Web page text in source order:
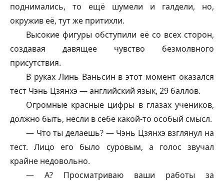
поднимались, то ещё шумели и галдели, но,
окружив её, тут же притихли.
Высокие фигуры обступили её со всех сторон,
создавая давящее чувство безмолвного
присутствия.
В руках Линь Ваньсин в этот момент оказался
тест Чэнь Цзянхэ — английский язык, 29 баллов.
Огромные красные цифры в глазах учеников,
должно быть, несли в себе какой-то особый смысл.
— Что ты делаешь? — Чэнь Цзянхэ взглянул на
тест. Лицо его было суровым, а голос звучал
крайне недовольно.
— А? Просматриваю ваши работы за